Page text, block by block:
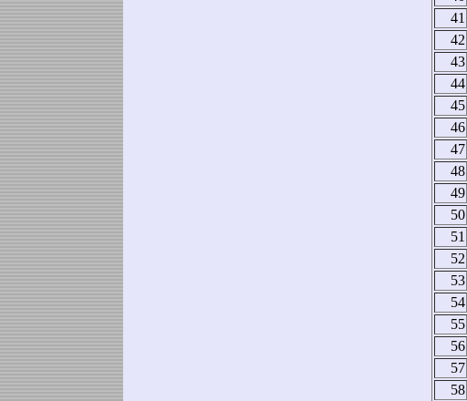
41
42
43
44
45
46
47
48
49
50
51
52
53
54
55
56
57
58